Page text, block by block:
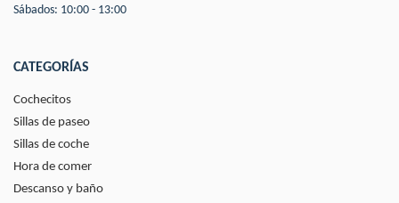
Sábados: 10:00 - 13:00
CATEGORÍAS
Cochecitos
Sillas de paseo
Sillas de coche
Hora de comer
Descanso y baño